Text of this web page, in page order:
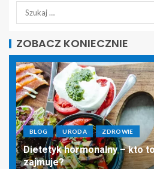
ZOBACZ KONIECZNIE
BLOG URODA ZDROWIE
Dietetyk hormonalny – kto
zajmuje?